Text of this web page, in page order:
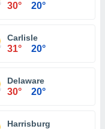
30° 20°
Carlisle
31° 20°
Delaware
30° 20°
Harrisburg